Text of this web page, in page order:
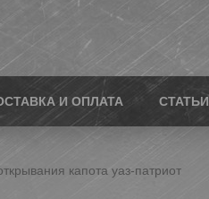
И ОПЛАТА СТАТЬИ
капота уаз-патриот